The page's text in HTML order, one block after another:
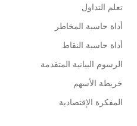
تعلم التداول
أداة حاسبة المخاطر
أداة حاسبة النقاط
الرسوم البيانية المتقدمة
خريطة الأسهم
المفكرة الإقتصادية